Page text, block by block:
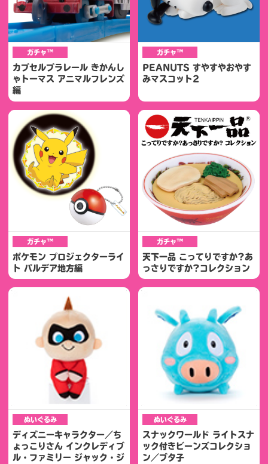
ガチャ™
カプセルプラレール きかんし
ゃトーマス アニマルフレンズ
編
ガチャ™
PEANUTS すやすやおやす
みマスコット2
ガチャ™
ポケモン プロジェクターライ
ト パルデア地方編
ガチャ™
天下一品 こってりですか?あ
っさりですか?コレクション
ぬいぐるみ
ディズニーキャラクター／ち
ょっこりさん インクレディブ
ル・ファミリー ジャック・ジ
ぬいぐるみ
スナックワールド ライトスナ
ック付きビーンズコレクショ
ン／ブタ子